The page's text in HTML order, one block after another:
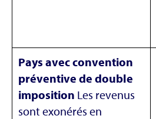
Pays avec convention
préventive de double
imposition Les revenus
sont exonérés en